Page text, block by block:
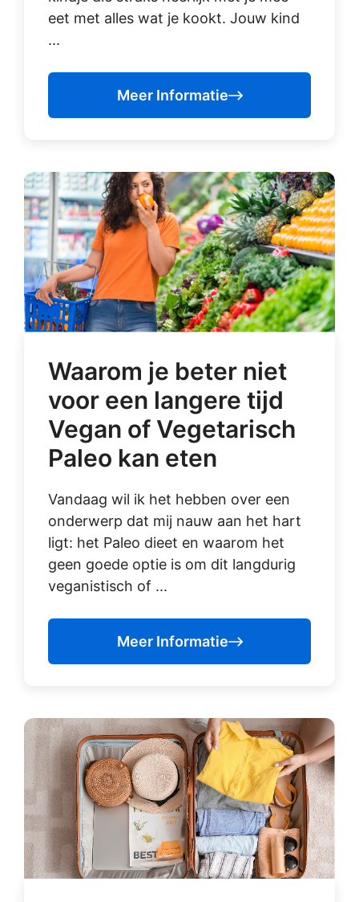
eet met alles wat je kookt. Jouw kind
...
Meer Informatie
Waarom je beter niet
voor een langere tijd
Vegan of Vegetarisch
Paleo kan eten
Vandaag wil ik het hebben over een
onderwerp dat mij nauw aan het hart
ligt: het Paleo dieet en waarom het
geen goede optie is om dit langdurig
veganistisch of ...
Meer Informatie